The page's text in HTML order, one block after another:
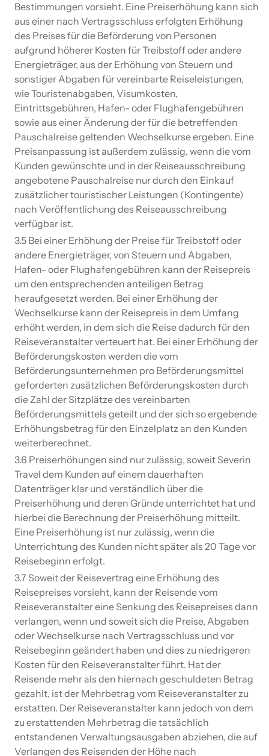
Bestimmungen vorsieht. Eine Preiserhöhung kann sich
aus einer nach Vertragsschluss erfolgten Erhöhung
des Preises für die Beförderung von Personen
aufgrund höherer Kosten für Treibstoff oder andere
Energieträger, aus der Erhöhung von Steuern und
sonstiger Abgaben für vereinbarte Reiseleistungen,
wie Touristenabgaben, Visumkosten,
Eintrittsgebühren, Hafen- oder Flughafengebühren
sowie aus einer Änderung der für die betreffenden
Pauschalreise geltenden Wechselkurse ergeben. Eine
Preisanpassung ist außerdem zulässig, wenn die vom
Kunden gewünschte und in der Reiseausschreibung
angebotene Pauschalreise nur durch den Einkauf
zusätzlicher touristischer Leistungen (Kontingente)
nach Veröffentlichung des Reiseausschreibung
verfügbar ist.
3.5 Bei einer Erhöhung der Preise für Treibstoff oder
andere Energieträger, von Steuern und Abgaben,
Hafen- oder Flughafengebühren kann der Reisepreis
um den entsprechenden anteiligen Betrag
heraufgesetzt werden. Bei einer Erhöhung der
Wechselkurse kann der Reisepreis in dem Umfang
erhöht werden, in dem sich die Reise dadurch für den
Reiseveranstalter verteuert hat. Bei einer Erhöhung der
Beförderungskosten werden die vom
Beförderungsunternehmen pro Beförderungsmittel
geforderten zusätzlichen Beförderungskosten durch
die Zahl der Sitzplätze des vereinbarten
Beförderungsmittels geteilt und der sich so ergebende
Erhöhungsbetrag für den Einzelplatz an den Kunden
weiterberechnet.
3.6 Preiserhöhungen sind nur zulässig, soweit Severin
Travel dem Kunden auf einem dauerhaften
Datenträger klar und verständlich über die
Preiserhöhung und deren Gründe unterrichtet hat und
hierbei die Berechnung der Preiserhöhung mitteilt.
Eine Preiserhöhung ist nur zulässig, wenn die
Unterrichtung des Kunden nicht später als 20 Tage vor
Reisebeginn erfolgt.
3.7 Soweit der Reisevertrag eine Erhöhung des
Reisepreises vorsieht, kann der Reisende vom
Reiseveranstalter eine Senkung des Reisepreises dann
verlangen, wenn und soweit sich die Preise, Abgaben
oder Wechselkurse nach Vertragsschluss und vor
Reisebeginn geändert haben und dies zu niedrigeren
Kosten für den Reiseveranstalter führt. Hat der
Reisende mehr als den hiernach geschuldeten Betrag
gezahlt, ist der Mehrbetrag vom Reiseveranstalter zu
erstatten. Der Reiseveranstalter kann jedoch von dem
zu erstattenden Mehrbetrag die tatsächlich
entstandenen Verwaltungsausgaben abziehen, die auf
Verlangen des Reisenden der Höhe nach